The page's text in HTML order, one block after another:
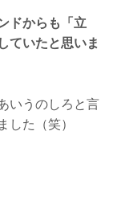
ドからも「立
ていたと思いま
いうのしろと言
した（笑）